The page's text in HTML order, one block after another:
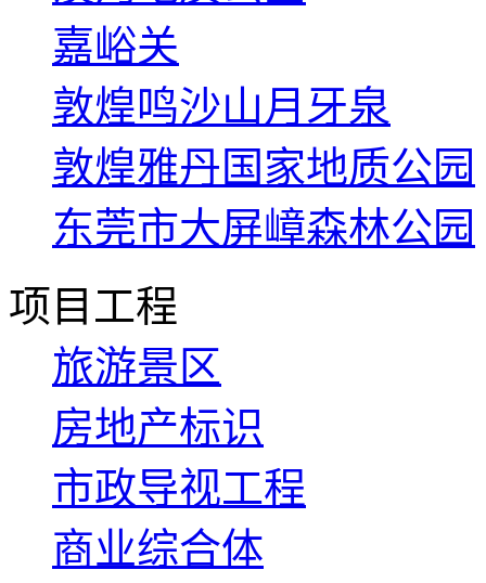
嘉峪关
敦煌鸣沙山月牙泉
敦煌雅丹国家地质公园
东莞市大屏嶂森林公园
项目工程
旅游景区
房地产标识
市政导视工程
商业综合体